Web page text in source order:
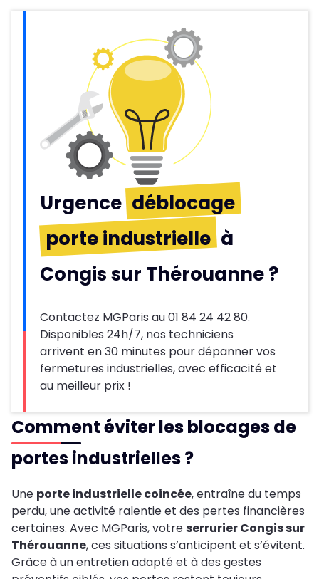
Urgence déblocage
porte industrielle à
Congis sur Thérouanne ?
Contactez MGParis au 01 84 24 42 80.
Disponibles 24h/7, nos techniciens
arrivent en 30 minutes pour dépanner vos
fermetures industrielles, avec efficacité et
au meilleur prix !
Comment éviter les blocages de
portes industrielles ?
Une porte industrielle coincée, entraîne du temps
perdu, une activité ralentie et des pertes financières
certaines. Avec MGParis, votreserrurier Congis sur
Thérouanne, ces situations s’anticipent et s’évitent.
Grâce à un entretien adapté et à des gestes